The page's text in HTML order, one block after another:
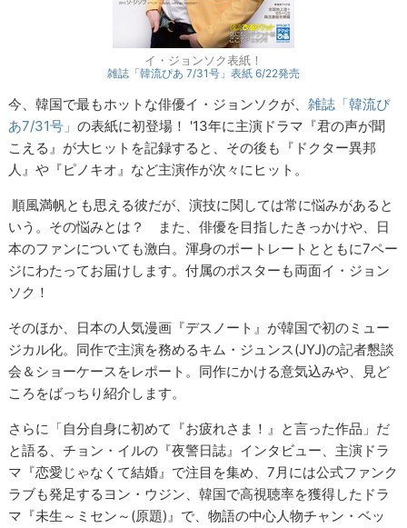
イ・ジョンソク表紙！
雑誌「韓流ぴあ 7/31号」表紙 6/22発売
今、韓国で最もホットな俳優イ・ジョンソクが、雑誌「韓流ぴ
あ7/31号」の表紙に初登場！ '13年に主演ドラマ『君の声が聞
こえる』が大ヒットを記録すると、その後も『ドクター異邦
人』や『ピノキオ』など主演作が次々にヒット。
順風満帆とも思える彼だが、演技に関しては常に悩みがあると
いう。その悩みとは？ また、俳優を目指したきっかけや、日
本のファンについても激白。渾身のポートレートとともに7ペー
ジにわたってお届けします。付属のポスターも両面イ・ジョン
ソク！
そのほか、日本の人気漫画『デスノート』が韓国で初のミュー
ジカル化。同作で主演を務めるキム・ジュンス(JYJ)の記者懇談
会＆ショーケースをレポート。同作にかける意気込みや、見ど
ころをばっちり紹介します。
さらに「自分自身に初めて『お疲れさま！』と言った作品」だ
と語る、チョン・イルの『夜警日誌』インタビュー、主演ドラ
マ『恋愛じゃなくて結婚』で注目を集め、7月には公式ファンク
ラブも発足するヨン・ウジン、韓国で高視聴率を獲得したドラ
マ『未生～ミセン～(原題)』で、物語の中心人物チャン・ベッ